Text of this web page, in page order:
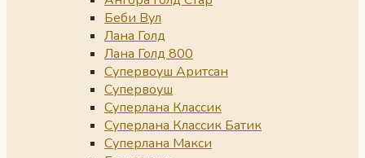
Беби Вул
Лана Голд
Лана Голд 800
Супервоуш Аритсан
Супервоуш
Суперлана Классик
Суперлана Классик Батик
Суперлана Макси